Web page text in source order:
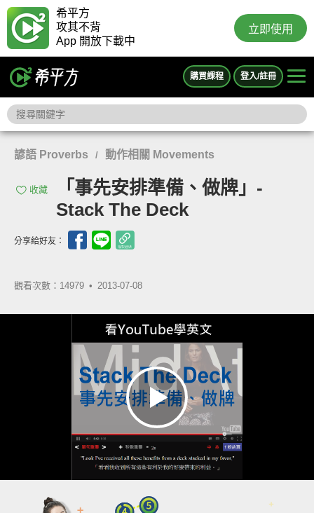
希平方
攻其不背
App 開放下載中
立即使用
購買課程 登入/註冊
諺語 Proverbs / 動作相關 Movements
收藏
「事先安排準備、做牌」-
Stack The Deck
分享給好友：
觀看次數：14979 • 2013-07-08